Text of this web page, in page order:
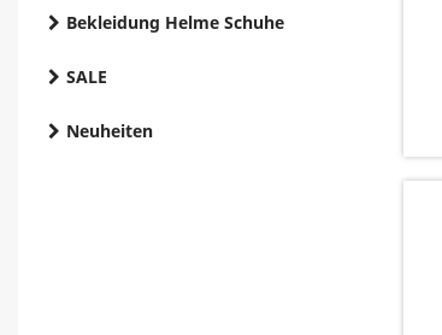
Bekleidung Helme Schuhe
SALE
Neuheiten